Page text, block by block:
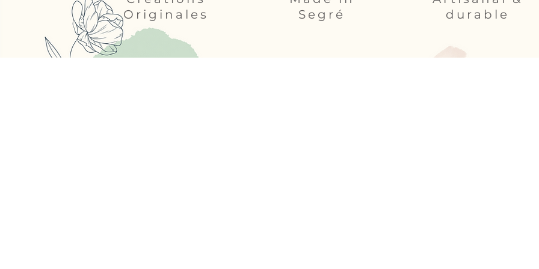
Originales
Segré
durable